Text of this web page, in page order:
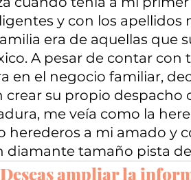
Edición 14
17 Edición
21 Top
y con los
era de aquellas que
A pesar de contar
en el negocio familiar,
crear su propio despacho
me veía como la
herederos a mi amado y
diamante tamaño pista
ampliar la